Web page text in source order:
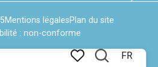
FR
Mentions légalesPlan du site
: non-conforme